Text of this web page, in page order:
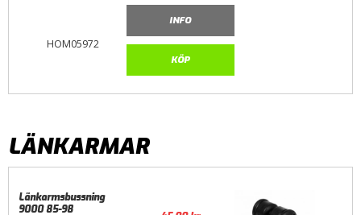
HOM05972
INFO
KÖP
LÄNKARMAR
Länkarmsbussning
9000 85-98